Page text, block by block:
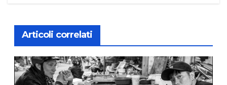
Articoli correlati